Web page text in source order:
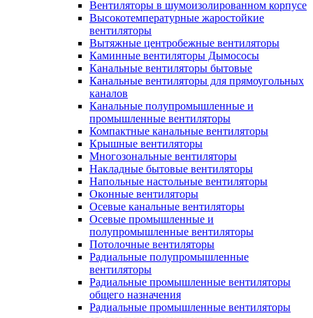
Вентиляторы в шумоизолированном корпусе
Высокотемпературные жаростойкие
вентиляторы
Вытяжные центробежные вентиляторы
Каминные вентиляторы Дымососы
Канальные вентиляторы бытовые
Канальные вентиляторы для прямоугольных
каналов
Канальные полупромышленные и
промышленные вентиляторы
Компактные канальные вентиляторы
Крышные вентиляторы
Многозональные вентиляторы
Накладные бытовые вентиляторы
Напольные настольные вентиляторы
Оконные вентиляторы
Осевые канальные вентиляторы
Осевые промышленные и
полупромышленные вентиляторы
Потолочные вентиляторы
Радиальные полупромышленные
вентиляторы
Радиальные промышленные вентиляторы
общего назначения
Радиальные промышленные вентиляторы